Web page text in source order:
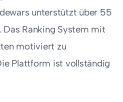
unterstützt über 55
Ranking System mit
motiviert zu
Plattform ist vollständig